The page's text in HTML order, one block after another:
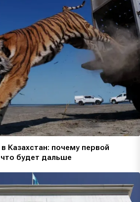
Казахстан: почему первой
что будет дальше